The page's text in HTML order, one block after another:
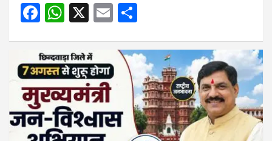
F
ce
b
o
o
k
W
at
s
A
p
p
X
E
ail ar
e